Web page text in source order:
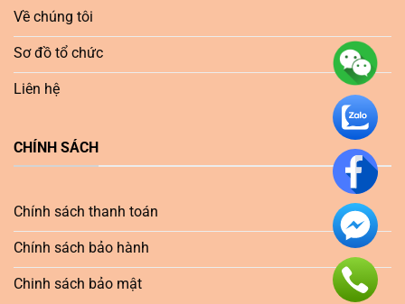
Về chúng tôi
Sơ đồ tổ chức
Liên hệ
CHÍNH SÁCH
Chính sách thanh toán
Chính sách bảo hành
Chinh sách bảo mật